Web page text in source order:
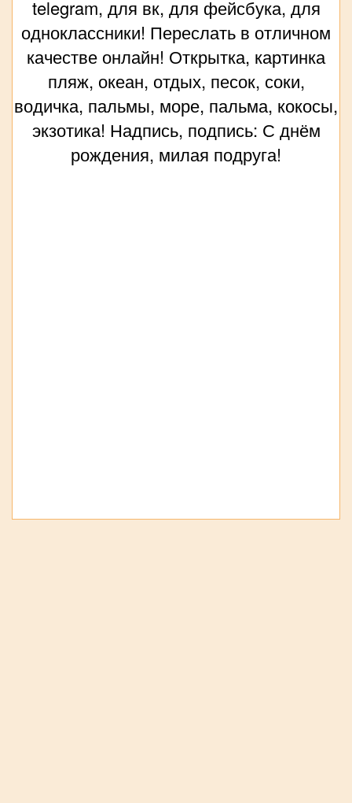
telegram, для вк, для фейсбука, для
одноклассники! Переслать в отличном
качестве онлайн! Открытка, картинка
пляж, океан, отдых, песок, соки,
водичка, пальмы, море, пальма, кокосы,
экзотика! Надпись, подпись: С днём
рождения, милая подруга!